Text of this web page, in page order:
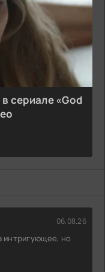
сериале «God
06.08.26
интригующее, но